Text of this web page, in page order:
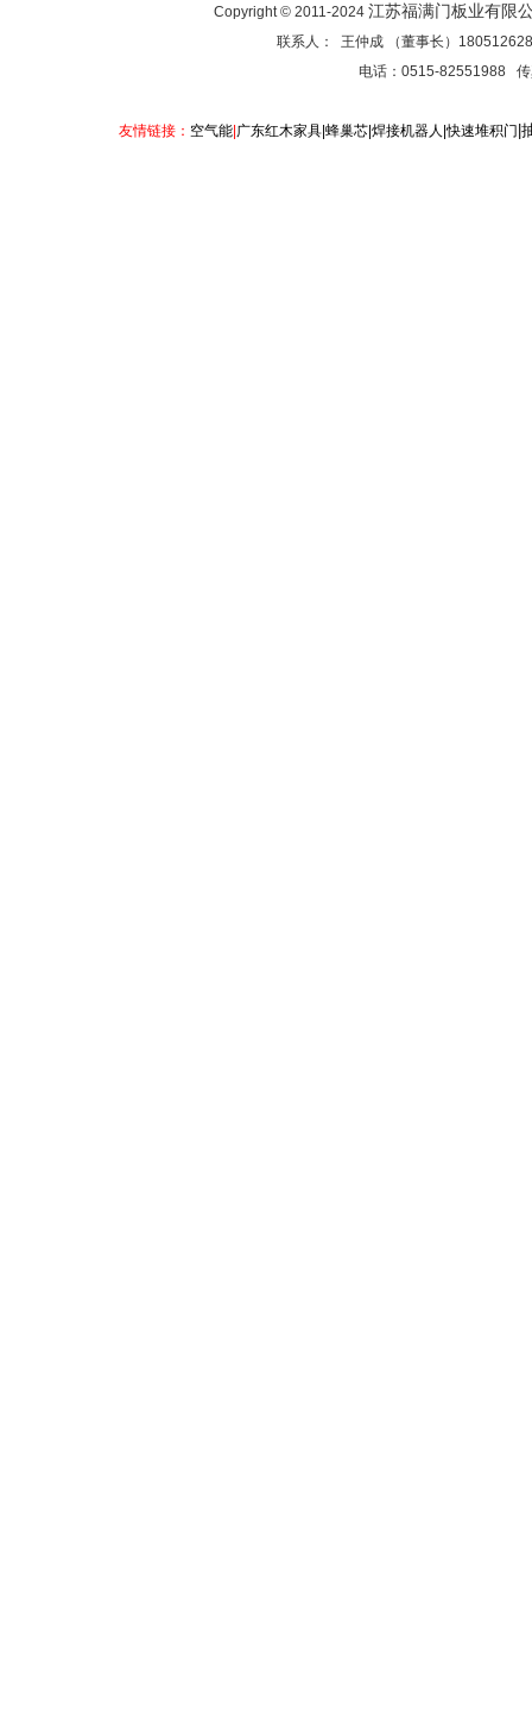
Copyright © 2011-2024 江苏福满门板业有限
联系人： 王仲成 （董事长）
电话：0515-82551988
友情链接： 空气能 广东红木家具 蜂巢芯 焊接机器人 |快速堆积门